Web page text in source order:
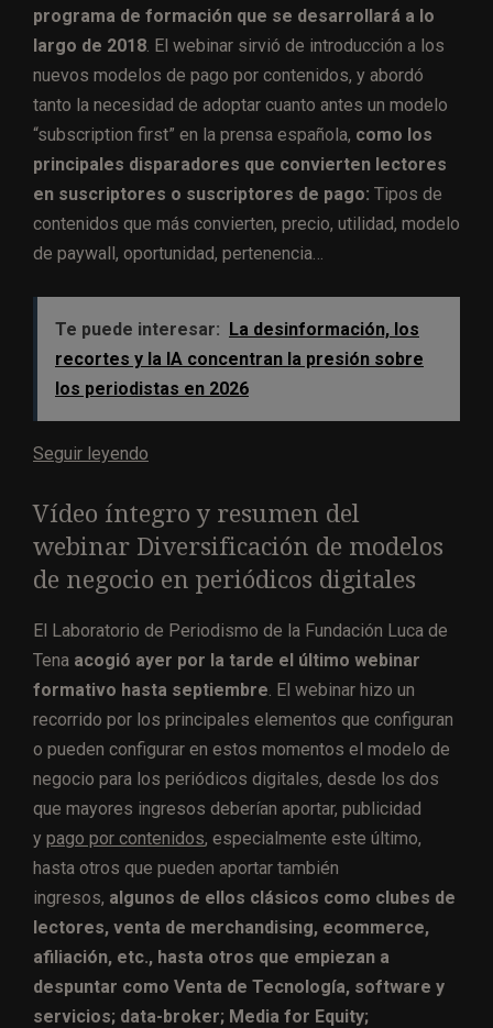
programa de formación que se desarrollará a lo
largo de 2018 . El webinar sirvió de introducción a los
nuevos modelos de pago por contenidos, y abordó
tanto la necesidad de adoptar cuanto antes un modelo
“subscription first” en la prensa española, como los
principales disparadores que convierten lectores
en suscriptores o suscriptores de pago: Tipos de
contenidos que más convierten, precio, utilidad, modelo
de paywall, oportunidad, pertenencia…
Te puede interesar: La desinformación, los
recortes y la IA concentran la presión sobre
los periodistas en 2026
Seguir leyendo
Vídeo íntegro y resumen del
webinar Diversificación de modelos
de negocio en periódicos digitales
El Laboratorio de Periodismo de la Fundación Luca de
Tena acogió ayer por la tarde el último webinar
formativo hasta septiembre . El webinar hizo un
recorrido por los principales elementos que configuran
o pueden configurar en estos momentos el modelo de
negocio para los periódicos digitales, desde los dos
que mayores ingresos deberían aportar, publicidad
y pago por contenidos, especialmente este último,
hasta otros que pueden aportar también
ingresos, algunos de ellos clásicos como clubes de
lectores, venta de merchandising, ecommerce,
afiliación, etc., hasta otros que empiezan a
despuntar como Venta de Tecnología, software y
servicios; data-broker; Media for Equity;